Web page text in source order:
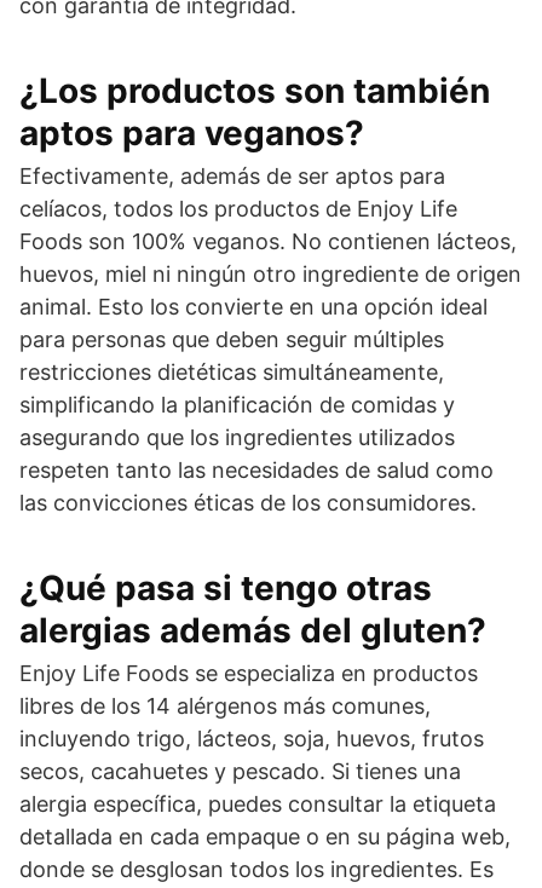
con garantía de integridad.
¿Los productos son también
aptos para veganos?
Efectivamente, además de ser aptos para
celíacos, todos los productos de Enjoy Life
Foods son 100% veganos. No contienen lácteos,
huevos, miel ni ningún otro ingrediente de origen
animal. Esto los convierte en una opción ideal
para personas que deben seguir múltiples
restricciones dietéticas simultáneamente,
simplificando la planificación de comidas y
asegurando que los ingredientes utilizados
respeten tanto las necesidades de salud como
las convicciones éticas de los consumidores.
¿Qué pasa si tengo otras
alergias además del gluten?
Enjoy Life Foods se especializa en productos
libres de los 14 alérgenos más comunes,
incluyendo trigo, lácteos, soja, huevos, frutos
secos, cacahuetes y pescado. Si tienes una
alergia específica, puedes consultar la etiqueta
detallada en cada empaque o en su página web,
donde se desglosan todos los ingredientes. Es